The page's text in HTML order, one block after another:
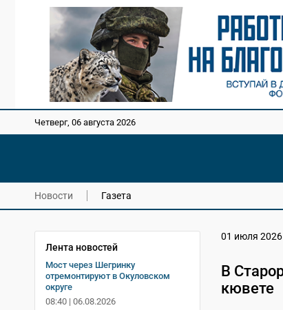
Четверг, 06 августа 2026
Новости Газета
Лента новостей
Мост через Шегринку
отремонтируют в Окуловском
округе
08:40 | 06.08.2026
01 июля 2026
В
кювете